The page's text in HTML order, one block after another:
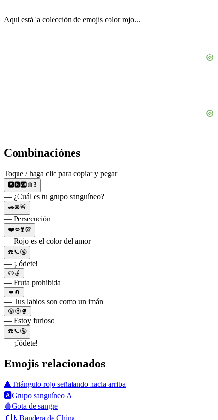
Aquí está la colección de emojis color rojo...
Combinaciónes
Toque / haga clic para copiar y pegar
🅰️🅱️🆎🩸❓
— ¿Cuál es tu grupo sanguíneo?
🚗🚘🚨
— Persecución
❤️💋❣️💯
— Rojo es el color del amor
☎️📞🤬
— ¡Jódete!
📛🍎
— Fruta prohibida
💋🧲
— Tus labios son como un imán
😡🤬🥊
— Estoy furioso
☎️📞🤬
— ¡Jódete!
Emojis relacionados
🔺Triángulo rojo señalando hacia arriba
🅰️Grupo sanguíneo A
🩸Gota de sangre
🇨🇳Bandera de China